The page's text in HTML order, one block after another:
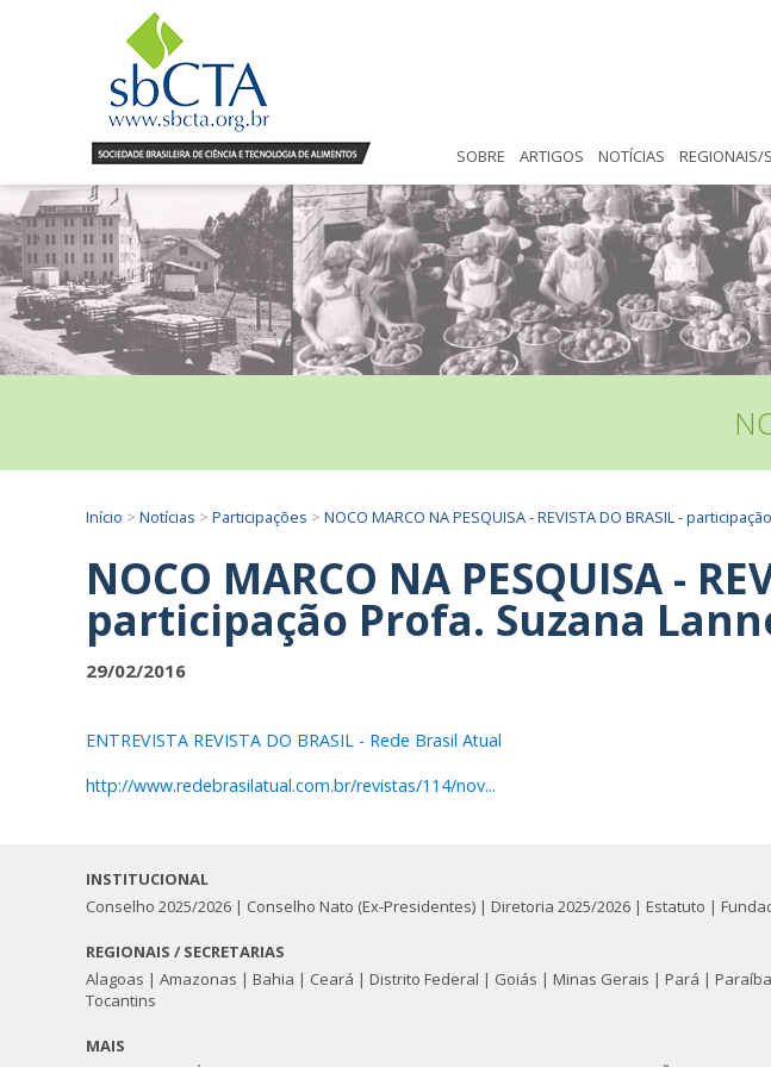
SOBRE ARTIGOS NOTÍCIAS REGIONAIS/
Início > Notícias > Participações > NOCO MARCO NA PESQUISA - REVISTA DO BRASIL -
NOCO MARCO NA PESQUISA -
participação Profa. Suzana
29/02/2016
ENTREVISTA REVISTA DO BRASIL - Rede Brasil Atual
http://www.redebrasilatual.com.br/revistas/114/nov...
INSTITUCIONAL
Conselho 2025/2026 | Conselho Nato (Ex-Presidentes) | Diretoria 2025/2026 | Estatuto |
REGIONAIS / SECRETARIAS
Alagoas | Amazonas | Bahia | Ceará | Distrito Federal | Goiás | Minas Gerais | Pará | Paraíba
Tocantins
MAIS